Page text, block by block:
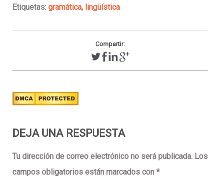
Etiquetas: gramática, lingüística
Compartir:
DEJA UNA RESPUESTA
Tu dirección de correo electrónico no será publicada. Los
campos obligatorios están marcados con *